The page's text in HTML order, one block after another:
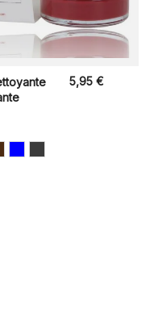
5,95 €